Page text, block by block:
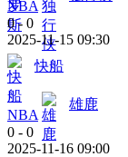
NBA
0 - 0
2025-11-15 09:30
快船
NBA
雄鹿
0 - 0
2025-11-16 09:00